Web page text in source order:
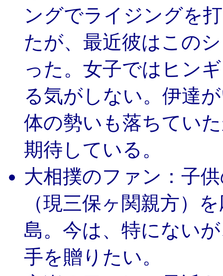
ングでライジングを
たが、最近彼はこの
った。女子ではヒン
る気がしない。伊達
体の勢いも落ちてい
期待している。
大相撲のファン：子
（現三保ヶ関親方）
島。今は、特にない
手を贈りたい。